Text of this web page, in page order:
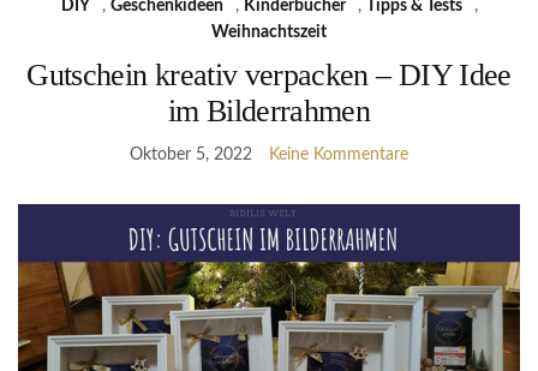
DIY , Geschenkideen , Kinderbücher , Tipps & Tests
,
Weihnachtszeit
Gutschein kreativ verpacken – DIY Idee
im Bilderrahmen
Oktober 5, 2022 Keine Kommentare